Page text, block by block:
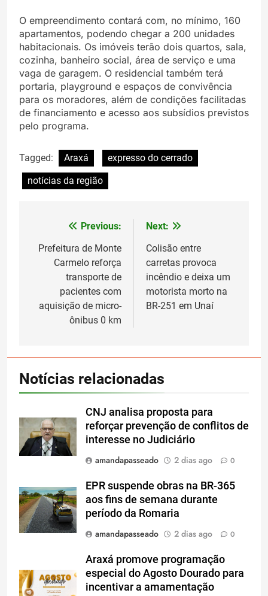
O empreendimento contará com, no mínimo, 160
apartamentos, podendo chegar a 200 unidades
habitacionais. Os imóveis terão dois quartos, sala,
cozinha, banheiro social, área de serviço e uma
vaga de garagem. O residencial também terá
portaria, playground e espaços de convivência
para os moradores, além de condições facilitadas
de financiamento e acesso aos subsídios previstos
pelo programa.
Tagged: Araxá
expresso do cerrado
notícias da região
Navegação
de
Previous:
Prefeitura de Monte
Carmelo reforça
transporte de
pacientes com
aquisição de micro-
ônibus 0 km
Next:
Colisão entre
carretas provoca
incêndio e deixa um
motorista morto na
BR-251 em Unaí
Notícias relacionadas
CNJ analisa proposta para
reforçar prevenção de conflitos de
interesse no Judiciário
amandapasseado
2 dias ago 0
EPR suspende obras na BR-365
aos fins de semana durante
período da Romaria
amandapasseado
2 dias ago 0
Araxá promove programação
especial do Agosto Dourado para
incentivar a amamentação